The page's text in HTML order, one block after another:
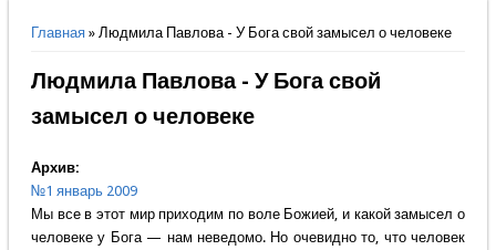
Вы здесь
Главная» Людмила Павлова - У Бога свой замысел о человеке
Людмила Павлова - У Бога свой
замысел о человеке
Архив:
№1 январь 2009
Мы все в этот мир приходим по воле Божией, и какой замысел о
человеке у Бога — нам неведомо. Но очевидно то, что человек